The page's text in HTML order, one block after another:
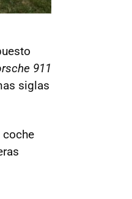
911
siglas
coche